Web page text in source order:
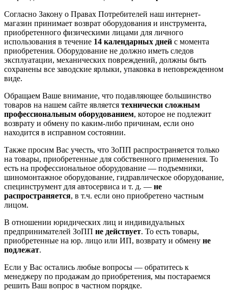
Согласно Закону о Правах Потребителей наш интернет-
магазин принимает возврат оборудования и инструмента,
приобретенного физическими лицами для личного
использования в течение 14 календарных дней с момента
приобретения. Оборудование не должно иметь следов
эксплуатации, механических повреждений, должны быть
сохранены все заводские ярлыки, упаковка в неповрежденном
виде.
Обращаем Ваше внимание, что подавляющее большинство
товаров на нашем сайте является технически сложным
профессиональным оборудованием, которое не подлежит
возврату и обмену по каким-либо причинам, если оно
находится в исправном состоянии.
Также просим Вас учесть, что ЗоПП распространяется только
на товары, приобретенные для собственного применения. То
есть на профессиональное оборудование — подъемники,
шиномонтажное оборудование, гидравлическое оборудование,
специнструмент для автосервиса и т. д. — не
распространяется, в т.ч. если оно приобретено частным
лицом.
В отношении юридических лиц и индивидуальных
предпринимателей ЗоПП не действует. То есть товары,
приобретенные на юр. лицо или ИП, возврату и обмену не
подлежат.
Если у Вас остались любые вопросы — обратитесь к
менеджеру по продажам до приобретения, мы постараемся
решить Ваш вопрос в частном порядке.